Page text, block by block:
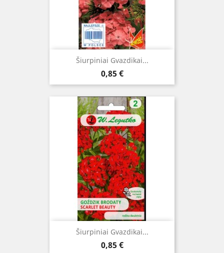
Šiurpiniai Gvazdikai...
Kaina
0,85 €
Šiurpiniai Gvazdikai...
Kaina
0,85 €